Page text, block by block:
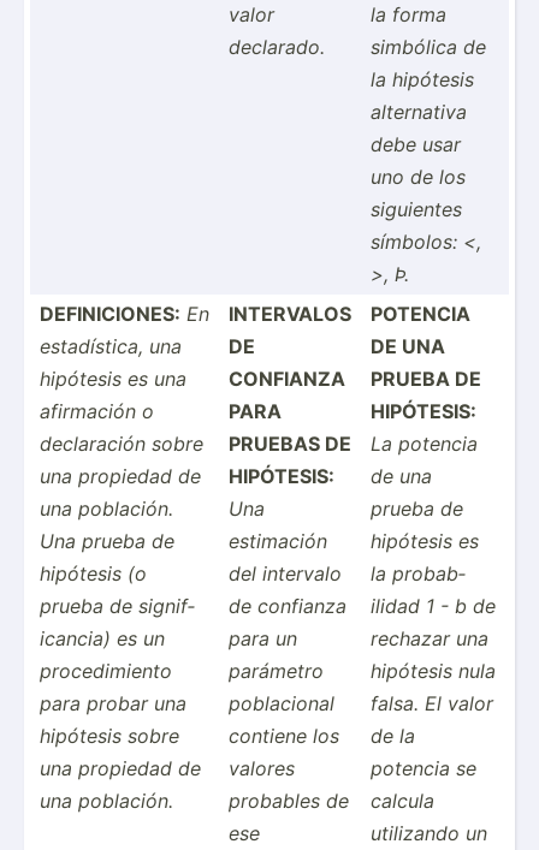
valor
declarado.
la forma
simbólica de
la hipótesis
altern­ativa
debe usar
uno de los
siguientes
símbolos: <,
>, Þ.
DEFINI­CIONES: En
estadí­stica, una
hipótesis es una
afirmación o
declar­ación sobre
una propiedad de
una población.
Una prueba de
hipótesis (o
prueba de signif­
ica­ncia) es un
proced­imiento
para probar una
hipótesis sobre
una propiedad de
una población.
INTERVALOS
DE
CONFIANZA
PARA
PRUEBAS DE
HIPÓTESIS:
Una
estimación
del intervalo
de confianza
para un
parámetro
poblac­ional
contiene los
valores
probables de
ese
POTENCIA
DE UNA
PRUEBA DE
HIPÓTESIS:
La potencia
de una
prueba de
hipótesis es
la probab­
ilidad 1 - b de
rechazar una
hipótesis nula
falsa. El valor
de la
potencia se
calcula
utilizando un